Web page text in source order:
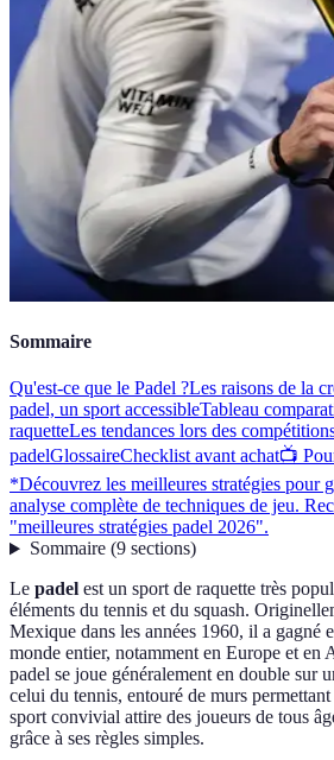
Sommaire
Qu'est-ce que le Padel ?Les raisons de la
padel, un sport accessibleTableau
raquetteLes tendances lors des
padelGlossaireChecklist avant achat📺
*Découvrez les meilleures stratégies pour
analyse complète de techniques de jeu.
"meilleures stratégies padel 2026".
Sommaire(9 sections)
Le padel est un sport de raquette très
éléments du tennis et du squash.
Mexique dans les années 1960, il a gagné
monde entier, notamment en Europe et en
padel se joue généralement en double sur
celui du tennis, entouré de murs
sport convivial attire des joueurs de tous
grâce à ses règles simples.